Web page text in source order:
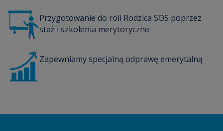
Przygotowanie do roli Rodzica SOS poprzez
staż i szkolenia merytoryczne
Zapewniamy specjalną odprawę emerytalną